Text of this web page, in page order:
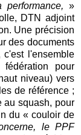
»
DTN adjoint
Une précision
des documents
l'ensemble
pour
niveau) vers
de référence ;
au squash, pour
du « couloir de
le PPF